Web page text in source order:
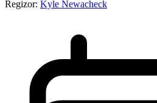
Regizor: Kyle Newacheck